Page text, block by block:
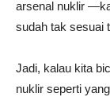
arsenal nuklir
sudah tak sesuai
Jadi, kalau kita
nuklir seperti